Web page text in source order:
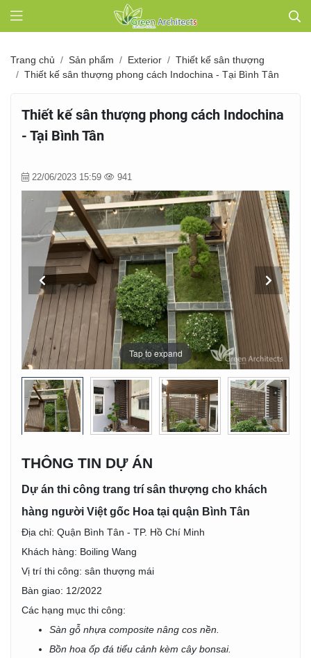
Trang chủ Sản phẩm Exterior
Thiết kế sân thượng
Thiết kế sân thượng phong cách Indochina - Tại Bình Tân
Thiết kế sân thượng phong cách Indochina
- Tại Bình Tân
22/06/2023 15:59 941
Tap to expand
Tap to expand
Tap to expand
Tap to expand
Tap to expand
Tap to expand
Tap to expand
Tap to expand
Tap to expand
Tap to expand
Tap to expand
Tap to expand
THÔNG TIN DỰ ÁN
Dự án thi công trang trí sân thượng cho khách
hàng người Việt gốc Hoa tại quận Bình Tân
Địa chỉ: Quận Bình Tân - TP. Hồ Chí Minh
Khách hàng: Boiling Wang
Vị trí thi công: sân thượng mái
Bàn giao: 12/2022
Các hạng mục thi công:
Sàn gỗ nhựa composite nâng cos nền.
Bồn hoa ốp đá tiểu cảnh kèm cây bonsai.